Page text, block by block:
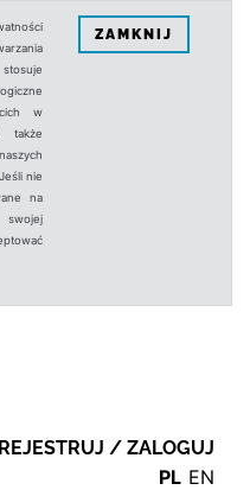
w
także
nie
na
ZAMKNIJ
/ ZALOGUJ
PL EN